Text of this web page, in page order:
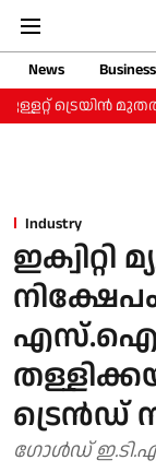
News
ട്രെയിന്‍
Industry
ട്രെന്‍ഡ്
ഗോള്‍ഡ്